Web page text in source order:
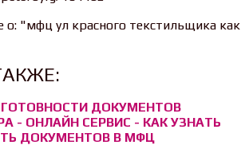
о: "мфц ул красного текстильщика как
ГОТОВНОСТИ ДОКУМЕНТОВ
- ОНЛАЙН СЕРВИС - КАК УЗНАТЬ
ДОКУМЕНТОВ В МФЦ